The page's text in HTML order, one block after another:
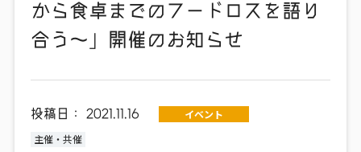
から食卓までのフードロスを語り
合う～」開催のお知らせ
投稿日： 2021.11.16
イベント
主催・共催